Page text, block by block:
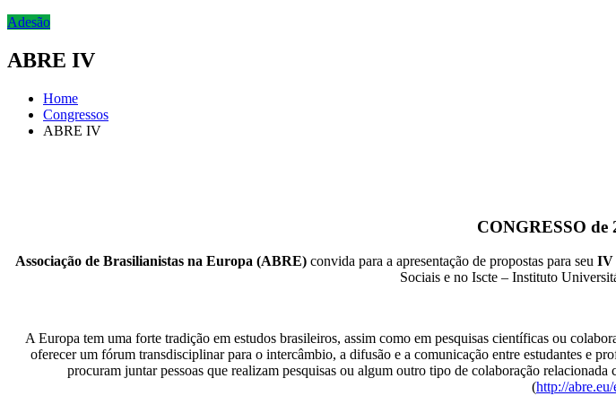
Adesão
ABRE IV
Home
Congressos
ABRE IV
CONGRESSO de
Associação de Brasilianistas na Europa (ABRE) convida para a apresentação de propostas para seu IV
Sociais e no Iscte – Instituto
A Europa tem uma forte tradição em estudos brasileiros, assim como em pesquisas científicas ou
oferecer um fórum transdisciplinar para o intercâmbio, a difusão e a comunicação entre estudantes e
procuram juntar pessoas que realizam pesquisas ou algum outro tipo de colaboração
(http://abre.eu/